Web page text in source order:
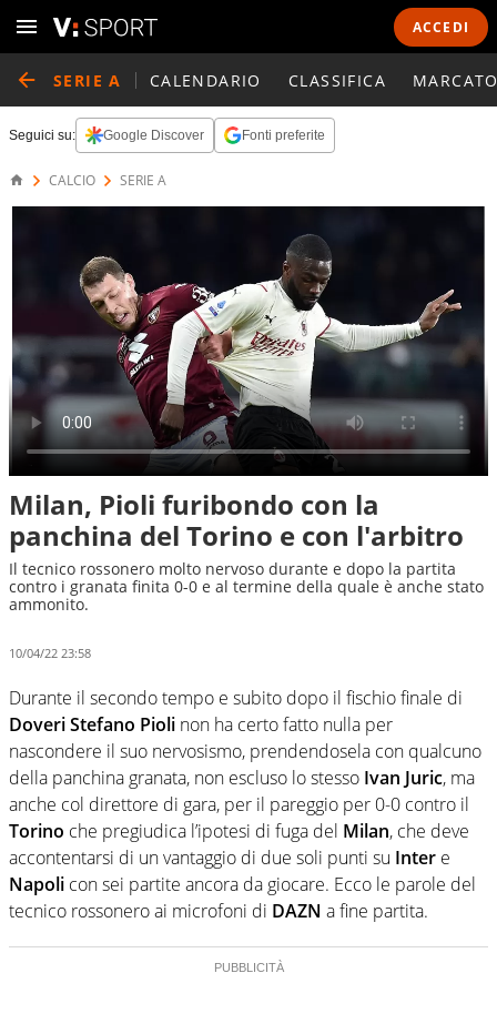
ACCEDI
SERIE A CALENDARIO CLASSIFICA
Seguici su: Google Discover Fonti preferite
CALCIO SERIE A
Milan, Pioli furibondo con la
panchina del Torino e con l'arbitro
Il tecnico rossonero molto nervoso durante e dopo la partita
contro i granata finita 0-0 e al termine della quale è anche stato
ammonito.
10/04/22 23:58
Durante il secondo tempo e subito dopo il fischio finale di
DoveriStefano Pioli non ha certo fatto nulla per
nascondere il suo nervosismo, prendendosela con qualcuno
della panchina granata, non escluso lo stesso Ivan Juric, ma
anche col direttore di gara, per il pareggio per 0-0 contro il
Torino che pregiudica l’ipotesi di fuga del Milan, che deve
accontentarsi di un vantaggio di due soli punti su Inter e
Napoli con sei partite ancora da giocare. Ecco le parole del
tecnico rossonero ai microfoni di DAZN a fine partita.